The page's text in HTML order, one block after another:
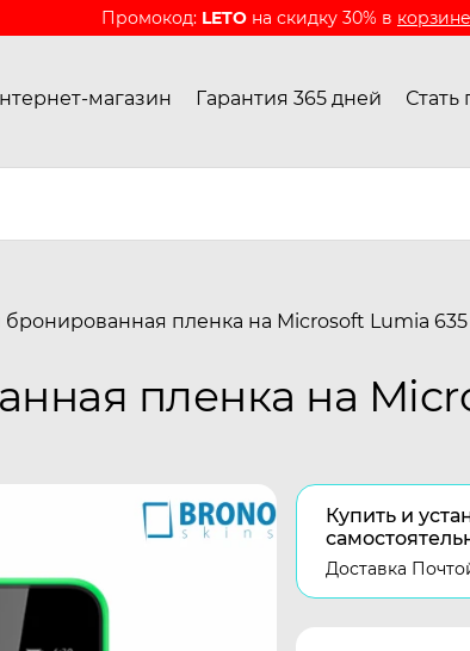
Промокод: LETO на скидку 30% в корзине
магазин Гарантия 365 дней Стать
пленка на Microsoft Lumia 635
пленка на
Купить и
Доставка